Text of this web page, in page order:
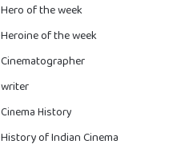
Hero of the week
Heroine of the week
Cinematographer
writer
Cinema History
History of Indian Cinema